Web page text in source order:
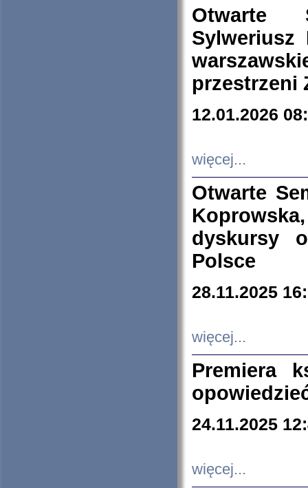
Otwarte
Sylweriusz
przestrzeni
12.01.2026
więcej...
Otwarte
dyskursy
Polsce
28.11.2025
więcej...
Premiera
24.11.2025
więcej...